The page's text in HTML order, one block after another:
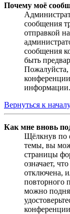
Почему моё
сообщения
отправкой
сообщения
быть
Пожалуйста,
информации.
Вернуться к
Как мне вновь
Щёлкнув по
темы, вы
страницы
означает,
отключена,
повторного
можно